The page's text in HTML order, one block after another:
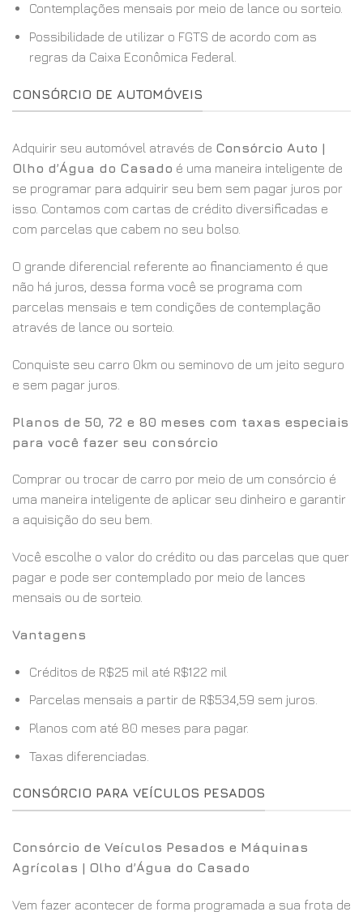
Contemplações mensais por meio de lance ou sorteio.
Possibilidade de utilizar o FGTS de acordo com as
regras da Caixa Econômica Federal.
CONSÓRCIO DE AUTOMÓVEIS
Adquirir seu automóvel através de Consórcio Auto |
Olho d’Água do Casado é uma maneira inteligente de
se programar para adquirir seu bem sem pagar juros por
isso. Contamos com cartas de crédito diversificadas e
com parcelas que cabem no seu bolso.
O grande diferencial referente ao financiamento é que
não há juros, dessa forma você se programa com
parcelas mensais e tem condições de contemplação
através de lance ou sorteio.
Conquiste seu carro 0km ou seminovo de um jeito seguro
e sem pagar juros.
Planos de 50, 72 e 80 meses com taxas especiais
para você fazer seu consórcio
Comprar ou trocar de carro por meio de um consórcio é
uma maneira inteligente de aplicar seu dinheiro e garantir
a aquisição do seu bem.
Você escolhe o valor do crédito ou das parcelas que quer
pagar e pode ser contemplado por meio de lances
mensais ou de sorteio.
Vantagens
Créditos de R$25 mil até R$122 mil
Parcelas mensais a partir de R$534,59 sem juros.
Planos com até 80 meses para pagar.
Taxas diferenciadas.
CONSÓRCIO PARA VEÍCULOS PESADOS
Consórcio de Veículos Pesados e Máquinas
Agrícolas | Olho d’Água do Casado
Vem fazer acontecer de forma programada a sua frota de